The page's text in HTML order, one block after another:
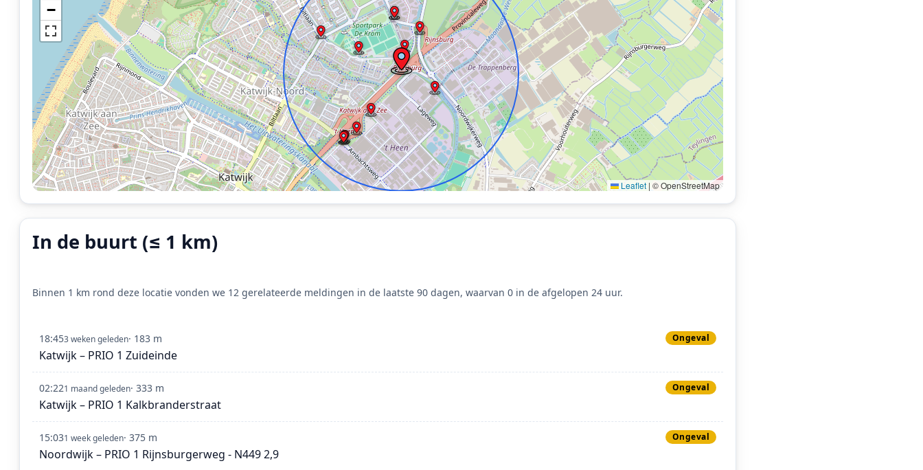
−
Leaflet | © OpenStreetMap
In de buurt (≤ 1 km)
Binnen 1 km rond deze locatie vonden we 12 gerelateerde meldingen in de laatste 90 dagen, waarvan 0 in de afgelopen 24 uur.
18:453 weken geleden· 183 m Ongeval
Katwijk – PRIO 1 Zuideinde
02:221 maand geleden· 333 m Ongeval
Katwijk – PRIO 1 Kalkbranderstraat
15:031 week geleden· 375 m Ongeval
Noordwijk – PRIO 1 Rijnsburgerweg - N449 2,9